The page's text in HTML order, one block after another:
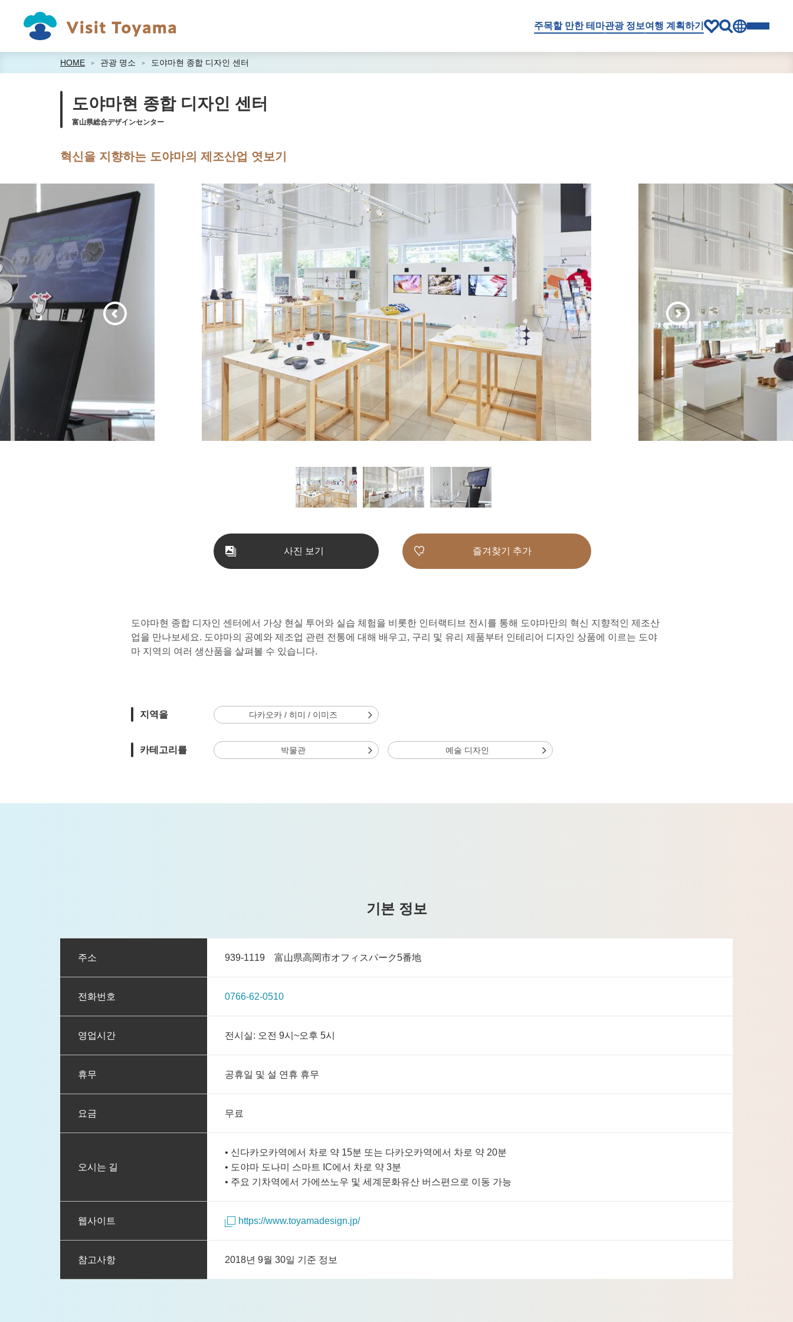
주목할 만한 테마관광 정보여행 계획하기
HOME 관광 명소 도야마현 종합 디자인 센터
도야마현 종합 디자인 센터
富山県総合デザインセンター
혁신을 지향하는 도야마의 제조산업 엿보기
사진 보기 즐겨찾기 추가
도야마현 종합 디자인 센터에서 가상 현실 투어와 실습 체험을 비롯한 인터랙티브 전시를 통해 도야마만의 혁신 지향적인 제조산
업을 만나보세요. 도야마의 공예와 제조업 관련 전통에 대해 배우고, 구리 및 유리 제품부터 인테리어 디자인 상품에 이르는 도야
마 지역의 여러 생산품을 살펴볼 수 있습니다.
지역을 다카오카 / 히미 / 이미즈
카테고리를 박물관 예술 디자인
기본 정보
주소 939-1119 富山県高岡市オフィスパーク5番地
전화번호 0766-62-0510
영업시간 전시실: 오전 9시~오후 5시
휴무 공휴일 및 설 연휴 휴무
요금 무료
오시는 길
• 신다카오카역에서 차로 약 15분 또는 다카오카역에서 차로 약 20분
• 도야마 도나미 스마트 IC에서 차로 약 3분
• 주요 기차역에서 가에쓰노우 및 세계문화유산 버스편으로 이동 가능
웹사이트 https://www.toyamadesign.jp/
참고사항 2018년 9월 30일 기준 정보